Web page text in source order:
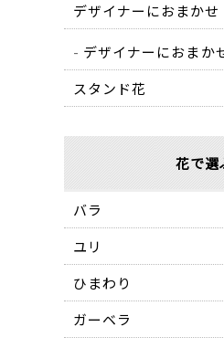
デザイナーにおまかせ
デザイナーにおまか
スタンド花
花で選
バラ
ユリ
ひまわり
ガーベラ